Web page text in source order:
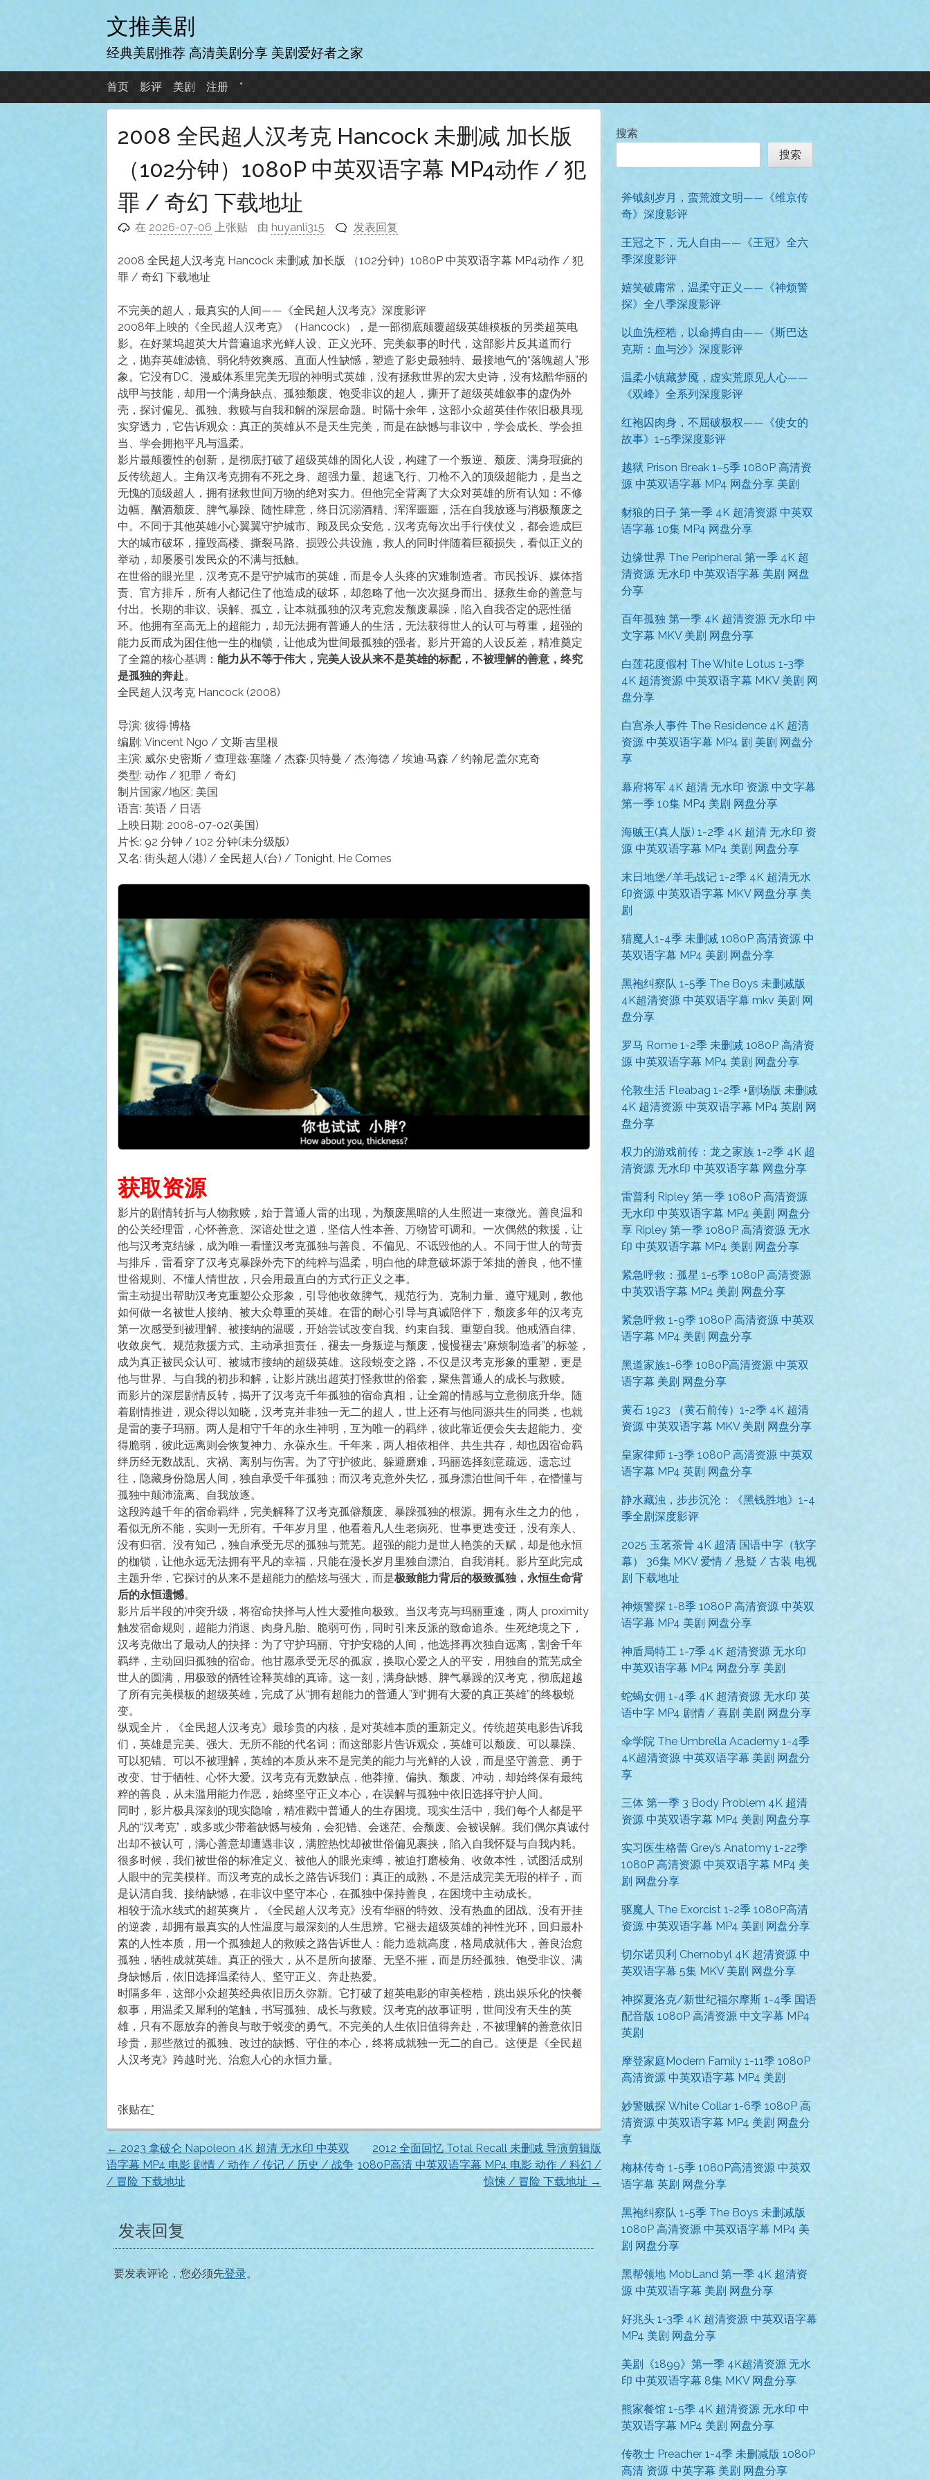
跳
至
内
文推美剧
经典美剧推荐 高清美剧分享 美剧爱好者之家
首页 影评 美剧 注册 *
2008 全民超人汉考克 Hancock 未删减 加长版
（102分钟）1080P 中英双语字幕 MP4动作 / 犯
罪 / 奇幻 下载地址
在 2026-07-06 上张贴 由 huyanli315 发表回复
2008 全民超人汉考克 Hancock 未删减 加长版 （102分钟）1080P 中英双语字幕 MP4动作 / 犯
罪 / 奇幻 下载地址
不完美的超人，最真实的人间——《全民超人汉考克》深度影评
2008年上映的《全民超人汉考克》（Hancock），是一部彻底颠覆超级英雄模板的另类超英电
影。在好莱坞超英大片普遍追求光鲜人设、正义光环、完美叙事的时代，这部影片反其道而行
之，抛弃英雄滤镜、弱化特效爽感、直面人性缺憾，塑造了影史最独特、最接地气的“落魄超人”形
象。它没有DC、漫威体系里完美无瑕的神明式英雄，没有拯救世界的宏大史诗，没有炫酷华丽的
战甲与技能，却用一个满身缺点、孤独颓废、饱受非议的超人，撕开了超级英雄叙事的虚伪外
壳，探讨偏见、孤独、救赎与自我和解的深层命题。时隔十余年，这部小众超英佳作依旧极具现
实穿透力，它告诉观众：真正的英雄从不是天生完美，而是在缺憾与非议中，学会成长、学会担
当、学会拥抱平凡与温柔。
影片最颠覆性的创新，是彻底打破了超级英雄的固化人设，构建了一个叛逆、颓废、满身瑕疵的
反传统超人。主角汉考克拥有不死之身、超强力量、超速飞行、刀枪不入的顶级超能力，是当之
无愧的顶级超人，拥有拯救世间万物的绝对实力。但他完全背离了大众对英雄的所有认知：不修
边幅、酗酒颓废、脾气暴躁、随性肆意，终日沉溺酒精、浑浑噩噩，活在自我放逐与消极颓废之
中。不同于其他英雄小心翼翼守护城市、顾及民众安危，汉考克每次出手行侠仗义，都会造成巨
大的城市破坏，撞毁高楼、撕裂马路、损毁公共设施，救人的同时伴随着巨额损失，看似正义的
举动，却屡屡引发民众的不满与抵触。
在世俗的眼光里，汉考克不是守护城市的英雄，而是令人头疼的灾难制造者。市民投诉、媒体指
责、官方排斥，所有人都记住了他造成的破坏，却忽略了他一次次挺身而出、拯救生命的善意与
付出。长期的非议、误解、孤立，让本就孤独的汉考克愈发颓废暴躁，陷入自我否定的恶性循
环。他拥有至高无上的超能力，却无法拥有普通人的生活，无法获得世人的认可与尊重，超强的
能力反而成为困住他一生的枷锁，让他成为世间最孤独的强者。影片开篇的人设反差，精准奠定
了全篇的核心基调： 能力从不等于伟大，完美人设从来不是英雄的标配，不被理解的善意，终究
是孤独的奔赴。
全民超人汉考克 Hancock (2008)
导演: 彼得·博格
编剧: Vincent Ngo / 文斯·吉里根
主演: 威尔·史密斯 / 查理兹·塞隆 / 杰森·贝特曼 / 杰·海德 / 埃迪·马森 / 约翰尼·盖尔克奇
类型: 动作 / 犯罪 / 奇幻
制片国家/地区: 美国
语言: 英语 / 日语
上映日期: 2008-07-02(美国)
片长: 92 分钟 / 102 分钟(未分级版)
又名: 街头超人(港) / 全民超人(台) / Tonight, He Comes
获取资源
影片的剧情转折与人物救赎，始于普通人雷的出现，为颓废黑暗的人生照进一束微光。善良温和
的公关经理雷，心怀善意、深谙处世之道，坚信人性本善、万物皆可调和。一次偶然的救援，让
他与汉考克结缘，成为唯一看懂汉考克孤独与善良、不偏见、不诋毁他的人。不同于世人的苛责
与排斥，雷看穿了汉考克暴躁外壳下的纯粹与温柔，明白他的肆意破坏源于笨拙的善良，他不懂
世俗规则、不懂人情世故，只会用最直白的方式行正义之事。
雷主动提出帮助汉考克重塑公众形象，引导他收敛脾气、规范行为、克制力量、遵守规则，教他
如何做一名被世人接纳、被大众尊重的英雄。在雷的耐心引导与真诚陪伴下，颓废多年的汉考克
第一次感受到被理解、被接纳的温暖，开始尝试改变自我、约束自我、重塑自我。他戒酒自律、
收敛戾气、规范救援方式、主动承担责任，褪去一身叛逆与颓废，慢慢褪去“麻烦制造者”的标签，
成为真正被民众认可、被城市接纳的超级英雄。这段蜕变之路，不仅是汉考克形象的重塑，更是
他与世界、与自我的初步和解，让影片跳出超英打怪救世的俗套，聚焦普通人的成长与救赎。
而影片的深层剧情反转，揭开了汉考克千年孤独的宿命真相，让全篇的情感与立意彻底升华。随
着剧情推进，观众得以知晓，汉考克并非独一无二的超人，世上还有与他同源共生的同类，也就
是雷的妻子玛丽。两人是相守千年的永生神明，互为唯一的羁绊，彼此靠近便会失去超能力、变
得脆弱，彼此远离则会恢复神力、永葆永生。千年来，两人相依相伴、共生共存，却也因宿命羁
绊历经无数战乱、灾祸、离别与伤害。为了守护彼此、躲避磨难，玛丽选择刻意疏远、遗忘过
往，隐藏身份隐居人间，独自承受千年孤独；而汉考克意外失忆，孤身漂泊世间千年，在懵懂与
孤独中颠沛流离、自我放逐。
这段跨越千年的宿命羁绊，完美解释了汉考克孤僻颓废、暴躁孤独的根源。拥有永生之力的他，
看似无所不能，实则一无所有。千年岁月里，他看着凡人生老病死、世事更迭变迁，没有亲人、
没有归宿、没有知己，独自承受无尽的孤独与荒芜。超强的能力是世人艳羡的天赋，却是他永恒
的枷锁，让他永远无法拥有平凡的幸福，只能在漫长岁月里独自漂泊、自我消耗。影片至此完成
主题升华，它探讨的从来不是超能力的酷炫与强大，而是极致能力背后的极致孤独，永恒生命背
后的永恒遗憾。
影片后半段的冲突升级，将宿命抉择与人性大爱推向极致。当汉考克与玛丽重逢，两人 proximity
触发宿命规则，超能力消退、肉身凡胎、脆弱可伤，同时引来反派的致命追杀。生死绝境之下，
汉考克做出了最动人的抉择：为了守护玛丽、守护安稳的人间，他选择再次独自远离，割舍千年
羁绊，主动回归孤独的宿命。他甘愿承受无尽的孤寂，换取心爱之人的平安，用独自的荒芜成全
世人的圆满，用极致的牺牲诠释英雄的真谛。这一刻，满身缺憾、脾气暴躁的汉考克，彻底超越
了所有完美模板的超级英雄，完成了从“拥有超能力的普通人”到“拥有大爱的真正英雄”的终极蜕
变。
纵观全片，《全民超人汉考克》最珍贵的内核，是对英雄本质的重新定义。传统超英电影告诉我
们，英雄是完美、强大、无所不能的代名词；而这部影片告诉观众，英雄可以颓废、可以暴躁、
可以犯错、可以不被理解，英雄的本质从来不是完美的能力与光鲜的人设，而是坚守善意、勇于
改变、甘于牺牲、心怀大爱。汉考克有无数缺点，他莽撞、偏执、颓废、冲动，却始终保有最纯
粹的善良，从未滥用能力作恶，始终坚守正义本心，在误解与孤独中依旧选择守护人间。
同时，影片极具深刻的现实隐喻，精准戳中普通人的生存困境。现实生活中，我们每个人都是平
凡的“汉考克”，或多或少带着缺憾与棱角，会犯错、会迷茫、会颓废、会被误解。我们偶尔真诚付
出却不被认可，满心善意却遭遇非议，满腔热忱却被世俗偏见裹挟，陷入自我怀疑与自我内耗。
很多时候，我们被世俗的标准定义、被他人的眼光束缚，被迫打磨棱角、收敛本性，试图活成别
人眼中的完美模样。而汉考克的成长之路告诉我们：真正的成熟，不是活成完美无瑕的样子，而
是认清自我、接纳缺憾，在非议中坚守本心，在孤独中保持善良，在困境中主动成长。
相较于流水线式的超英爽片，《全民超人汉考克》没有华丽的特效、没有热血的团战、没有开挂
的逆袭，却拥有最真实的人性温度与最深刻的人生思辨。它褪去超级英雄的神性光环，回归最朴
素的人性本质，用一个孤独超人的救赎之路告诉世人：能力造就高度，格局成就伟大，善良治愈
孤独，牺牲成就英雄。真正的强大，从不是所向披靡、无坚不摧，而是历经孤独、饱受非议、满
身缺憾后，依旧选择温柔待人、坚守正义、奔赴热爱。
时隔多年，这部小众超英经典依旧历久弥新。它打破了超英电影的审美桎梏，跳出娱乐化的快餐
叙事，用温柔又犀利的笔触，书写孤独、成长与救赎。汉考克的故事证明，世间没有天生的英
雄，只有不愿放弃的善良与敢于蜕变的勇气。不完美的人生依旧值得奔赴，不被理解的善意依旧
珍贵，那些熬过的孤独、改过的缺憾、守住的本心，终将成就独一无二的自己。这便是《全民超
人汉考克》跨越时光、治愈人心的永恒力量。
张贴在*
文
章
导
航
← 2023 拿破仑 Napoleon 4K 超清 无水印 中英双
语字幕 MP4 电影 剧情 / 动作 / 传记 / 历史 / 战争
/ 冒险 下载地址
2012 全面回忆 Total Recall 未删减 导演剪辑版
1080P高清 中英双语字幕 MP4 电影 动作 / 科幻 /
惊悚 / 冒险 下载地址 →
发表回复
要发表评论，您必须先登录。
搜索
搜索
斧钺刻岁月，蛮荒渡文明——《维京传
奇》深度影评
王冠之下，无人自由——《王冠》全六
季深度影评
嬉笑破庸常，温柔守正义——《神烦警
探》全八季深度影评
以血洗桎梏，以命搏自由——《斯巴达
克斯：血与沙》深度影评
温柔小镇藏梦魇，虚实荒原见人心——
《双峰》全系列深度影评
红袍囚肉身，不屈破极权——《使女的
故事》1-5季深度影评
越狱 Prison Break 1–5季 1080P 高清资
源 中英双语字幕 MP4 网盘分享 美剧
豺狼的日子 第一季 4K 超清资源 中英双
语字幕 10集 MP4 网盘分享
边缘世界 The Peripheral 第一季 4K 超
清资源 无水印 中英双语字幕 美剧 网盘
分享
百年孤独 第一季 4K 超清资源 无水印 中
文字幕 MKV 美剧 网盘分享
白莲花度假村 The White Lotus 1-3季
4K 超清资源 中英双语字幕 MKV 美剧 网
盘分享
白宫杀人事件 The Residence 4K 超清
资源 中英双语字幕 MP4 剧 美剧 网盘分
享
幕府将军 4K 超清 无水印 资源 中文字幕
第一季 10集 MP4 美剧 网盘分享
海贼王(真人版) 1-2季 4K 超清 无水印 资
源 中英双语字幕 MP4 美剧 网盘分享
末日地堡/羊毛战记 1-2季 4K 超清无水
印资源 中英双语字幕 MKV 网盘分享 美
剧
猎魔人1-4季 未删减 1080P 高清资源 中
英双语字幕 MP4 美剧 网盘分享
黑袍纠察队 1-5季 The Boys 未删减版
4K超清资源 中英双语字幕 mkv 美剧 网
盘分享
罗马 Rome 1-2季 未删减 1080P 高清资
源 中英双语字幕 MP4 美剧 网盘分享
伦敦生活 Fleabag 1-2季 +剧场版 未删减
4K 超清资源 中英双语字幕 MP4 英剧 网
盘分享
权力的游戏前传：龙之家族 1-2季 4K 超
清资源 无水印 中英双语字幕 网盘分享
雷普利 Ripley 第一季 1080P 高清资源
无水印 中英双语字幕 MP4 美剧 网盘分
享 Ripley 第一季 1080P 高清资源 无水
印 中英双语字幕 MP4 美剧 网盘分享
紧急呼救：孤星 1-5季 1080P 高清资源
中英双语字幕 MP4 美剧 网盘分享
紧急呼救 1-9季 1080P 高清资源 中英双
语字幕 MP4 美剧 网盘分享
黑道家族1-6季 1080P高清资源 中英双
语字幕 美剧 网盘分享
黄石 1923 （黄石前传）1-2季 4K 超清
资源 中英双语字幕 MKV 美剧 网盘分享
皇家律师 1-3季 1080P 高清资源 中英双
语字幕 MP4 英剧 网盘分享
静水藏浊，步步沉沦：《黑钱胜地》1-4
季全剧深度影评
2025 玉茗茶骨 4K 超清 国语中字（软字
幕） 36集 MKV 爱情 / 悬疑 / 古装 电视
剧 下载地址
神烦警探 1-8季 1080P 高清资源 中英双
语字幕 MP4 美剧 网盘分享
神盾局特工 1-7季 4K 超清资源 无水印
中英双语字幕 MP4 网盘分享 美剧
蛇蝎女佣 1-4季 4K 超清资源 无水印 英
语中字 MP4 剧情 / 喜剧 美剧 网盘分享
伞学院 The Umbrella Academy 1-4季
4K超清资源 中英双语字幕 美剧 网盘分
享
三体 第一季 3 Body Problem 4K 超清
资源 中英双语字幕 MP4 美剧 网盘分享
实习医生格蕾 Grey’s Anatomy 1-22季
1080P 高清资源 中英双语字幕 MP4 美
剧 网盘分享
驱魔人 The Exorcist 1-2季 1080P高清
资源 中英双语字幕 MP4 美剧 网盘分享
切尔诺贝利 Chernobyl 4K 超清资源 中
英双语字幕 5集 MKV 美剧 网盘分享
神探夏洛克/新世纪福尔摩斯 1-4季 国语
配音版 1080P 高清资源 中文字幕 MP4
英剧
摩登家庭Modern Family 1-11季 1080P
高清资源 中英双语字幕 MP4 美剧
妙警贼探 White Collar 1-6季 1080P 高
清资源 中英双语字幕 MP4 美剧 网盘分
享
梅林传奇 1-5季 1080P高清资源 中英双
语字幕 英剧 网盘分享
黑袍纠察队 1-5季 The Boys 未删减版
1080P 高清资源 中英双语字幕 MP4 美
剧 网盘分享
黑帮领地 MobLand 第一季 4K 超清资
源 中英双语字幕 美剧 网盘分享
好兆头 1-3季 4K 超清资源 中英双语字幕
MP4 美剧 网盘分享
美剧《1899》第一季 4K超清资源 无水
印 中英双语字幕 8集 MKV 网盘分享
熊家餐馆 1-5季 4K 超清资源 无水印 中
英双语字幕 MP4 美剧 网盘分享
传教士 Preacher 1-4季 未删减版 1080P
高清 资源 中英字幕 美剧 网盘分享